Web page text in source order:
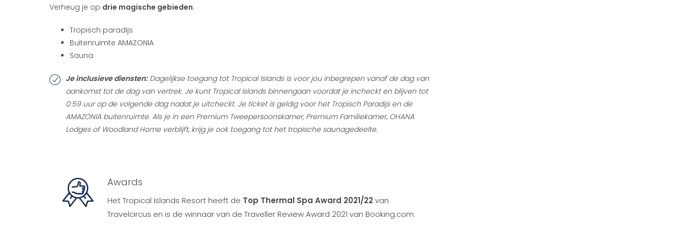
Verheug je op drie magische gebieden:
Tropisch paradijs
Buitenruimte AMAZONIA
Sauna
Je inclusieve diensten:Dagelijkse toegang tot Tropical Islands is voor jou inbegrepen vanaf de dag van
aankomst tot de dag van vertrek. Je kunt Tropical Islands binnengaan voordat je incheckt en blijven tot
0:59 uur op de volgende dag nadat je uitcheckt. Je ticket is geldig voor het Tropisch Paradijs en de
AMAZONIA buitenruimte. Als je in een Premium Tweepersoonskamer, Premium Familiekamer, OHANA
Lodges of Woodland Home verblijft, krijg je ook toegang tot het tropische saunagedeelte.
Awards
Het Tropical Islands Resort heeft de Top Thermal Spa Award 2021/22van
Travelcircus en is de winnaar van de Traveller Review Award 2021 van Booking.com.